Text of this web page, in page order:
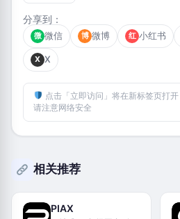
分享到：
微 微信 博 微博 红 小红书
X X
点击「立即访问」将在新标签页打开
请注意网络安全
相关推荐
PIAX